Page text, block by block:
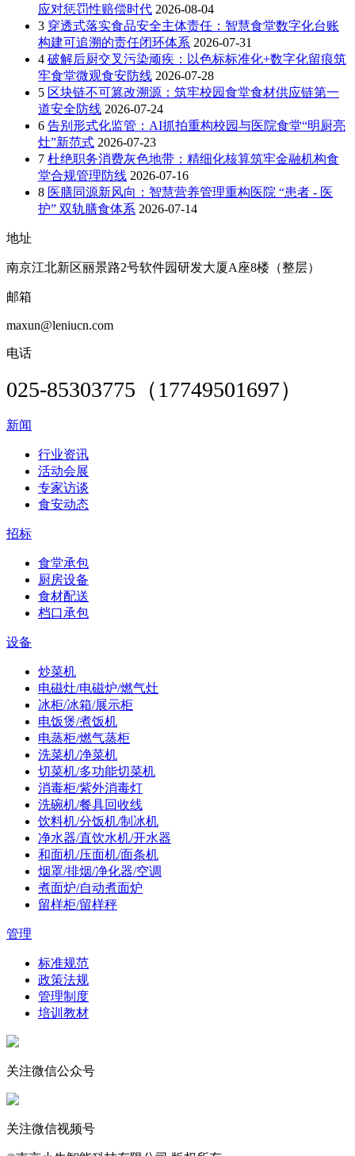
应对惩罚性赔偿时代 2026-08-04
3 穿透式落实食品安全主体责任：智慧食堂数字化台账
构建可追溯的责任闭环体系 2026-07-31
4 破解后厨交叉污染顽疾：以色标标准化+数字化留痕筑
牢食堂微观食安防线 2026-07-28
5 区块链不可篡改溯源：筑牢校园食堂食材供应链第一
道安全防线 2026-07-24
6 告别形式化监管：AI抓拍重构校园与医院食堂“明厨亮
灶”新范式 2026-07-23
7 杜绝职务消费灰色地带：精细化核算筑牢金融机构食
堂合规管理防线 2026-07-16
8 医膳同源新风向：智慧营养管理重构医院 “患者 - 医
护” 双轨膳食体系 2026-07-14
地址
南京江北新区丽景路2号软件园研发大厦A座8楼（整层）
邮箱
maxun@leniucn.com
电话
025-85303775（17749501697）
新闻
行业资讯
活动会展
专家访谈
食安动态
招标
食堂承包
厨房设备
食材配送
档口承包
设备
炒菜机
电磁灶/电磁炉/燃气灶
冰柜/冰箱/展示柜
电饭煲/煮饭机
电蒸柜/燃气蒸柜
洗菜机/净菜机
切菜机/多功能切菜机
消毒柜/紫外消毒灯
洗碗机/餐具回收线
饮料机/分饭机/制冰机
净水器/直饮水机/开水器
和面机/压面机/面条机
烟罩/排烟/净化器/空调
煮面炉/自动煮面炉
留样柜/留样秤
管理
标准规范
政策法规
管理制度
培训教材
关注微信公众号
关注微信视频号